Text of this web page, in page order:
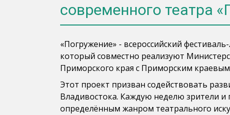
современного театра
«Погружение» - всероссийский
который совместно реализуют
Приморского края с Приморским
Этот проект призван содействовать
Владивостока. Каждую неделю зрители и
определённым жанром театрального